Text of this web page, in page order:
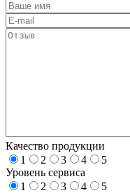
Качество продукции
1
2 3 4
5
Уровень сервиса
1
2 3 4
5